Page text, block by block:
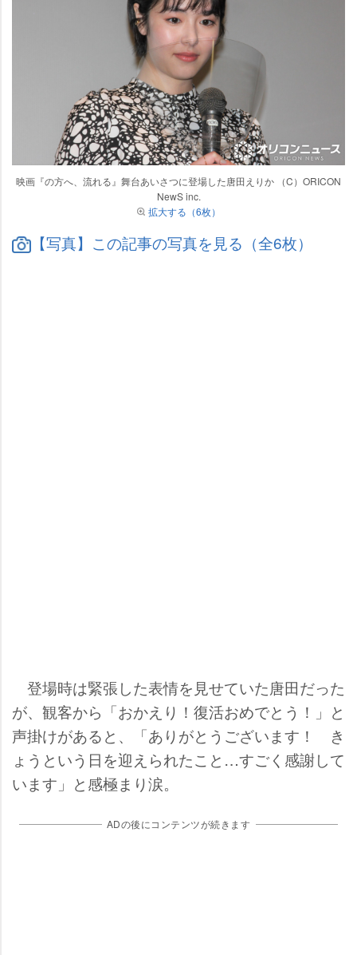
映画『の方へ、流れる』舞台あいさつに登場した唐田えりか （C）ORICON
NewS inc.
拡大する（6枚）
【写真】この記事の写真を見る（全6枚）
登場時は緊張した表情を見せていた唐田だった
が、観客から「おかえり！復活おめでとう！」と
声掛けがあると、「ありがとうございます！ き
ょうという日を迎えられたこと…すごく感謝して
います」と感極まり涙。
ADの後にコンテンツが続きます